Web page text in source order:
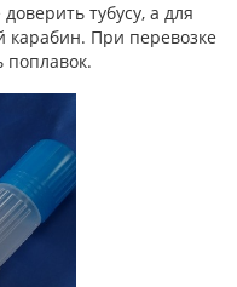
тубусу, а для
карабин. При перевозке
поплавок.